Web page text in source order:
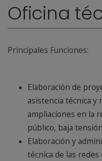
Oficina
Principales Funciones:
Elaboración de
asistencia técnica y
ampliaciones en la
público, baja
Elaboración y
técnica de las redes